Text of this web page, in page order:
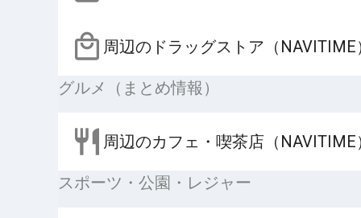
周辺のドラッグストア（NAVITIME
グルメ（まとめ情報）
周辺のカフェ・喫茶店（NAVITIME
スポーツ・公園・レジャー